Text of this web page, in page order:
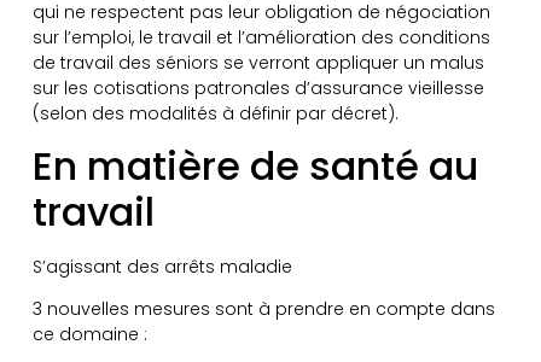
qui ne respectent pas leur obligation de négociation
sur l’emploi, le travail et l’amélioration des conditions
de travail des séniors se verront appliquer un malus
sur les cotisations patronales d’assurance vieillesse
(selon des modalités à définir par décret).
En matière de santé au
travail
S’agissant des arrêts maladie
3 nouvelles mesures sont à prendre en compte dans
ce domaine :